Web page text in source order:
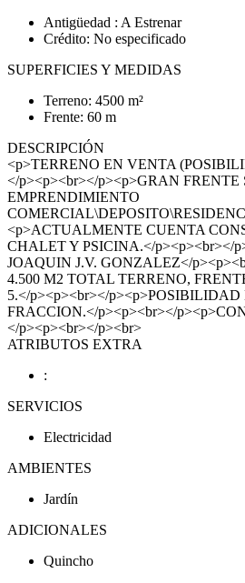
Antigüedad : A Estrenar
Crédito: No especificado
SUPERFICIES Y MEDIDAS
Terreno: 4500 m²
Frente: 60 m
DESCRIPCIÓN
<p>TERRENO EN VENTA
</p><p><br></p><p>GRAN
EMPRENDIMIENTO
<p>ACTUALMENTE CUENTA
CHALET Y PSICINA.</p><p><br></
JOAQUIN J.V. GONZALEZ</
4.500 M2 TOTAL TERRENO,
5.</p><p><br></p><p>POSIBILIDAD
FRACCION.</p><p><br></
</p><p><br></p><br>
ATRIBUTOS EXTRA
:
SERVICIOS
Electricidad
AMBIENTES
Jardín
ADICIONALES
Quincho